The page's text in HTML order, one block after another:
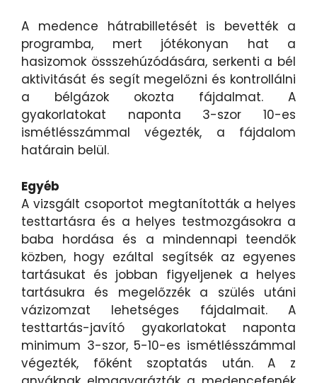
A medence hátrabilletését is bevették a
programba, mert jótékonyan hat a
hasizomok össszehúzódására, serkenti a bél
aktivitását és segít megelőzni és kontrollálni
a bélgázok okozta fájdalmat. A
gyakorlatokat naponta 3-szor 10-es
ismétlésszámmal végezték, a fájdalom
határain belül.
Egyéb
A vizsgált csoportot megtanították a helyes
testtartásra és a helyes testmozgásokra a
baba hordása és a mindennapi teendők
közben, hogy ezáltal segítsék az egyenes
tartásukat és jobban figyeljenek a helyes
tartásukra és megelőzzék a szülés utáni
vázizomzat lehetséges fájdalmait. A
testtartás-javító gyakorlatokat naponta
minimum 3-szor, 5-10-es ismétlésszámmal
végezték, főként szoptatás után. A z